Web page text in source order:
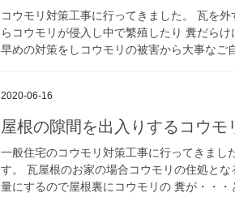
コウモリ対策工事に行ってきました。 瓦を
らコウモリが侵入し中で繁殖したり 糞だら
早めの対策をしコウモリの被害から大事なご
2020-06-16
屋根の隙間を出入りするコウモ
一般住宅のコウモリ対策工事に行ってきまし
す。 瓦屋根のお家の場合コウモリの住処と
量にするので屋根裏にコウモリの 糞が・・